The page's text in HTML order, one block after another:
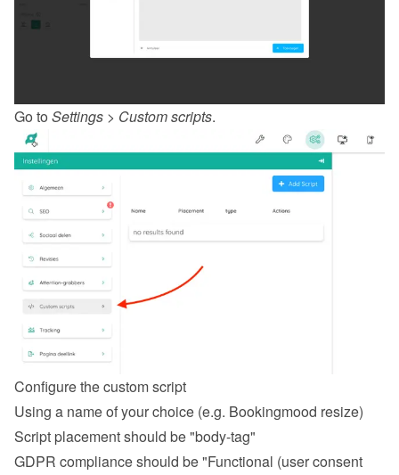
Go to Settings > Custom scripts.
Configure the custom script
Using a name of your choice (e.g. Bookingmood resize)
Script placement should be "body-tag"
GDPR compliance should be "Functional (user consent